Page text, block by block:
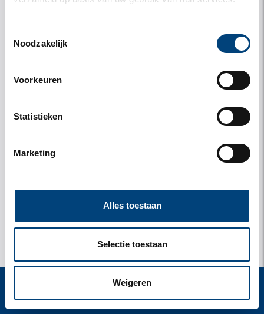
Noodzakelijk
Voorkeuren
Statistieken
Marketing
Alles toestaan
Selectie toestaan
Weigeren
start zoek verblijf instellingen menu